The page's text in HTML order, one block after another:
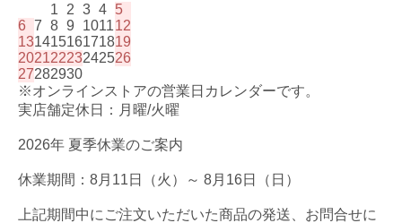
1
2 3 4 5
6 7 8 9 101112
13141516171819
20212223242526
27282930
※オンラインストアの営業日カレンダーです。
実店舗定休日：月曜/火曜
2026年 夏季休業のご案内
休業期間：8月11日（火）～ 8月16日（日）
上記期間中にご注文いただいた商品の発送、お問合せに